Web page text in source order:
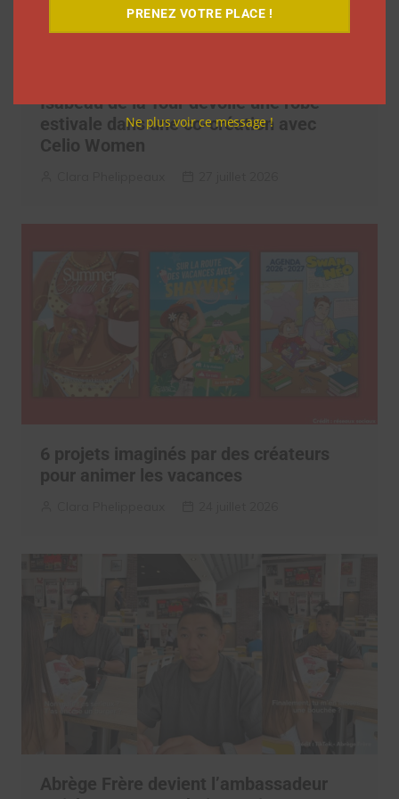
Isabeau de la Tour dévoile une robe
estivale dans une co-création avec
Celio Women
6 projets imaginés par des créateurs
pour animer les vacances
Abrège Frère devient l’ambassadeur
PRENEZ VOTRE PLACE !
Ne plus voir ce message !